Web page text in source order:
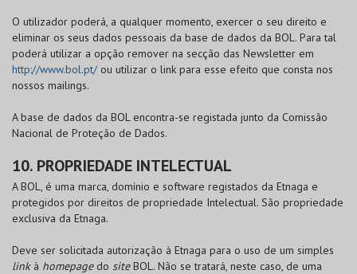
O utilizador poderá, a qualquer momento, exercer o seu direito e
eliminar os seus dados pessoais da base de dados da BOL. Para tal
poderá utilizar a opção remover na secção das Newsletter em
http://www.bol.pt/ou utilizar o link para esse efeito que consta nos
nossos mailings.
A base de dados da BOLencontra-se registada junto da Comissão
Nacional de Proteção de Dados.
10. PROPRIEDADE INTELECTUAL
ABOL, é uma marca, domínio e software registados da Etnaga e
protegidos por direitos de propriedade Intelectual. São propriedade
exclusiva da Etnaga.
Deve ser solicitada autorização à Etnaga para o uso de um simples
linkà homepagedo site BOL. Não se tratará, neste caso, de uma